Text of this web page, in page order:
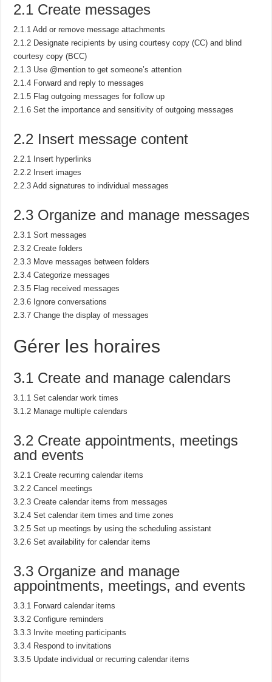
2.1 Create messages
2.1.1 Add or remove message attachments
2.1.2 Designate recipients by using courtesy copy (CC) and blind
courtesy copy (BCC)
2.1.3 Use @mention to get someone’s attention
2.1.4 Forward and reply to messages
2.1.5 Flag outgoing messages for follow up
2.1.6 Set the importance and sensitivity of outgoing messages
2.2 Insert message content
2.2.1 Insert hyperlinks
2.2.2 Insert images
2.2.3 Add signatures to individual messages
2.3 Organize and manage messages
2.3.1 Sort messages
2.3.2 Create folders
2.3.3 Move messages between folders
2.3.4 Categorize messages
2.3.5 Flag received messages
2.3.6 Ignore conversations
2.3.7 Change the display of messages
Gérer les horaires
3.1 Create and manage calendars
3.1.1 Set calendar work times
3.1.2 Manage multiple calendars
3.2 Create appointments, meetings
and events
3.2.1 Create recurring calendar items
3.2.2 Cancel meetings
3.2.3 Create calendar items from messages
3.2.4 Set calendar item times and time zones
3.2.5 Set up meetings by using the scheduling assistant
3.2.6 Set availability for calendar items
3.3 Organize and manage
appointments, meetings, and events
3.3.1 Forward calendar items
3.3.2 Configure reminders
3.3.3 Invite meeting participants
3.3.4 Respond to invitations
3.3.5 Update individual or recurring calendar items